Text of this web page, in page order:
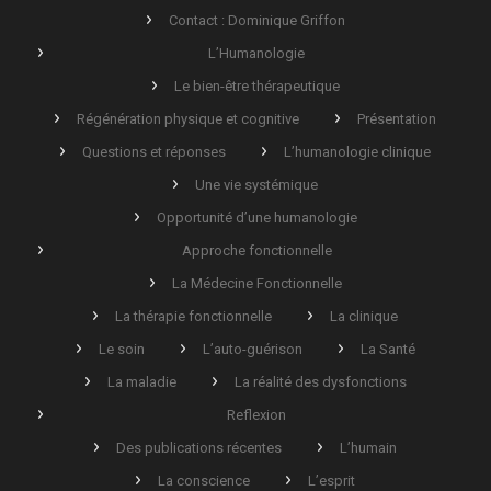
Contact : Dominique Griffon
L’Humanologie
Le bien-être thérapeutique
Régénération physique et cognitive
Présentation
Questions et réponses
L’humanologie clinique
Une vie systémique
Opportunité d’une humanologie
Approche fonctionnelle
La Médecine Fonctionnelle
La thérapie fonctionnelle
La clinique
Le soin
L’auto-guérison
La Santé
La maladie
La réalité des dysfonctions
Reflexion
Des publications récentes
L’humain
La conscience
L’esprit